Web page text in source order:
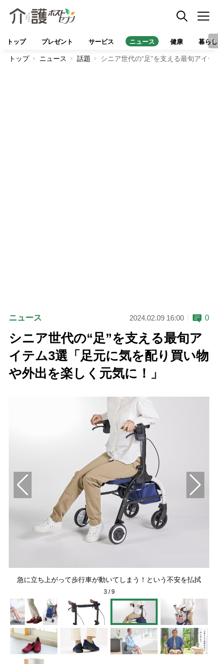
トップ プレゼント サービス ニュース 健康 暮らし
トップ ニュース 話題 シニア世代の“足”を支える最旬アイ
ニュース 2024.02.09 16:00 0
シニア世代の“足”を支える最旬ア
イテム3選「足元に気を配り買い物
や外出を楽しく元気に！」
急に立ち上がって歩行車が動いてしまう！という不安を払拭
3/9